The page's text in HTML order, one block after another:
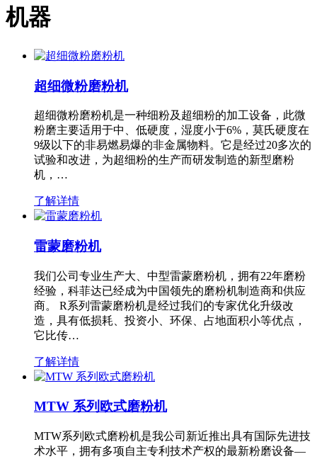
机器
超细微粉磨粉机
超细微粉磨粉机是一种细粉及超细粉的加工设备，此微
粉磨主要适用于中、低硬度，湿度小于6%，莫氏硬度在
9级以下的非易燃易爆的非金属物料。它是经过20多次的
试验和改进，为超细粉的生产而研发制造的新型磨粉
机，…
了解详情
雷蒙磨粉机
我们公司专业生产大、中型雷蒙磨粉机，拥有22年磨粉
经验，科菲达已经成为中国领先的磨粉机制造商和供应
商。 R系列雷蒙磨粉机是经过我们的专家优化升级改
造，具有低损耗、投资小、环保、占地面积小等优点，
它比传…
了解详情
MTW 系列欧式磨粉机
MTW系列欧式磨粉机是我公司新近推出具有国际先进技
术水平，拥有多项自主专利技术产权的最新粉磨设备—